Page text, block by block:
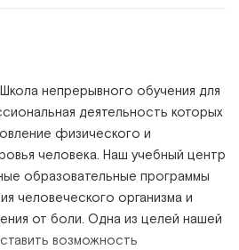
непрерывного обучения для
деятельность которых
физического и
человека. Наш учебный центр
образовательные программы
человеческого организма и
от боли. Одна из целей нашей
возможность